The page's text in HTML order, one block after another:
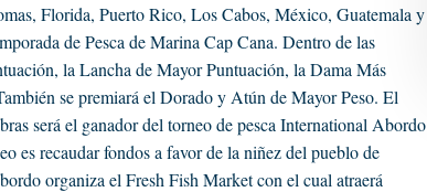
Florida, Puerto Rico, Los Cabos, México, Guatemala y
de Pesca de Marina Cap Cana. Dentro de las
la Lancha de Mayor Puntuación, la Dama Más
se premiará el Dorado y Atún de Mayor Peso. El
será el ganador del torneo de pesca International Abordo
es recaudar fondos a favor de la niñez del pueblo de
organiza el Fresh Fish Market con el cual atraerá